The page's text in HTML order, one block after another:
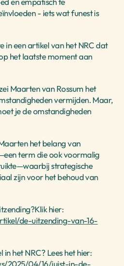
- iets wat funest is
in een artikel van het NRC dat
het laatste moment aan
Maarten van Rossum het
vermijden. Maar,
je de omstandigheden
het belang van
term die ook voormalig
strategische
zijn voor het behoud van
de-uitzending-van-16-
2025/04/16/juist-in-de-